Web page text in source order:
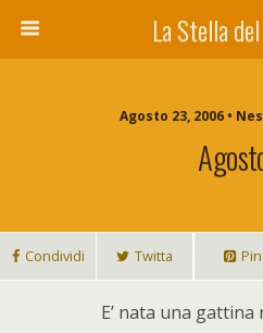
La Stella
Agosto 23, 2006 •
Condividi Twitta Pin
E’ nata una gattina